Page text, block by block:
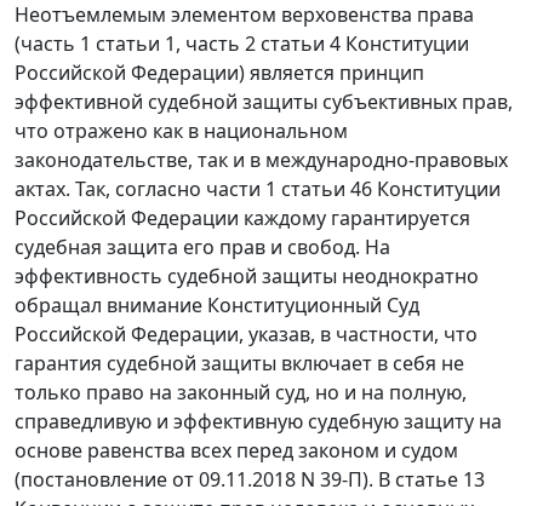
Неотъемлемым элементом верховенства права
(часть 1 статьи 1, часть 2 статьи 4 Конституции
Российской Федерации) является принцип
эффективной судебной защиты субъективных прав,
что отражено как в национальном
законодательстве, так и в международно-правовых
актах. Так, согласно части 1 статьи 46 Конституции
Российской Федерации каждому гарантируется
судебная защита его прав и свобод. На
эффективность судебной защиты неоднократно
обращал внимание Конституционный Суд
Российской Федерации, указав, в частности, что
гарантия судебной защиты включает в себя не
только право на законный суд, но и на полную,
справедливую и эффективную судебную защиту на
основе равенства всех перед законом и судом
(постановление от 09.11.2018 N 39-П). В статье 13